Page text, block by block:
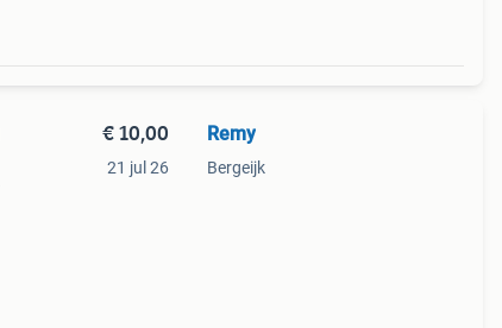
€ 10,00
21 jul 26
Remy
Bergeijk